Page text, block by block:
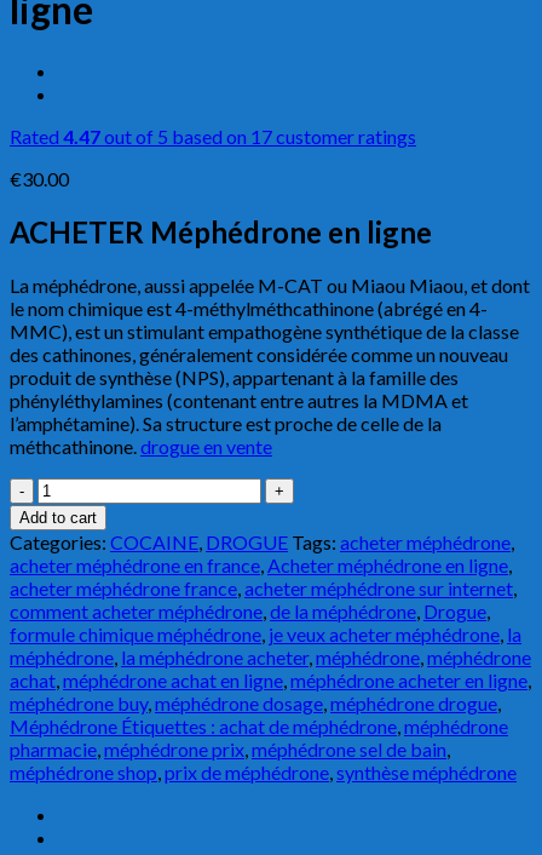
ligne
Rated 4.47out of 5 based on 17customer ratings
€30.00
ACHETER Méphédrone en ligne
La méphédrone, aussi appelée M-CAT ou Miaou Miaou, et dont
le nom chimique est 4-méthylméthcathinone (abrégé en 4-
MMC), est un stimulant empathogène synthétique de la classe
des cathinones, généralement considérée comme un nouveau
produit de synthèse (NPS), appartenant à la famille des
phényléthylamines (contenant entre autres la MDMA et
l’amphétamine). Sa structure est proche de celle de la
méthcathinone. drogue en vente
ACHETER
Méphédrone
en
ligne
quantity
Add to cart
Categories: COCAINE DROGUE Tags: acheter méphédrone
acheter méphédrone en france Acheter méphédrone en ligne
acheter méphédrone france acheter méphédrone sur internet
comment acheter méphédrone de la méphédrone Drogue
formule chimique méphédrone je veux acheter méphédrone la
méphédrone la méphédrone acheter, méphédrone méphédrone
achat méphédrone achat en ligne méphédrone acheter en ligne
méphédrone buy, méphédrone dosage méphédrone drogue
Méphédrone Étiquettes : achat de méphédrone méphédrone
pharmacie méphédrone prix méphédrone sel de bain
méphédrone shop prix de méphédrone synthèse méphédrone